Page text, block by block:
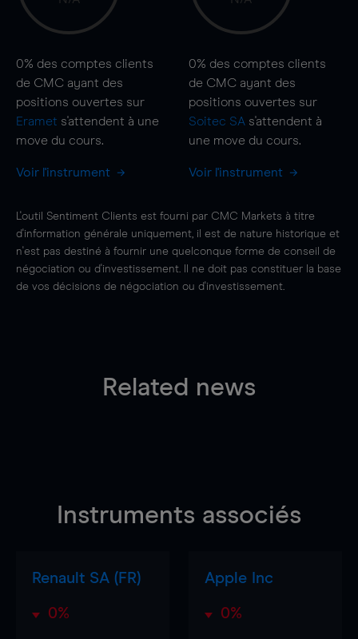
0% des comptes clients
de CMC ayant des
positions ouvertes sur
Eramet s'attendent à une
move du cours.
Voir l'instrument
0% des comptes clients
de CMC ayant des
positions ouvertes sur
Soitec SA s'attendent à
une move du cours.
Voir l'instrument
L'outil Sentiment Clients est fourni par CMC Markets à titre
d'information générale uniquement, il est de nature historique et
n'est pas destiné à fournir une quelconque forme de conseil de
négociation ou d'investissement. Il ne doit pas constituer la base
de vos décisions de négociation ou d'investissement.
Related news
Instruments associés
Renault SA (FR)
0%
Apple Inc
0%